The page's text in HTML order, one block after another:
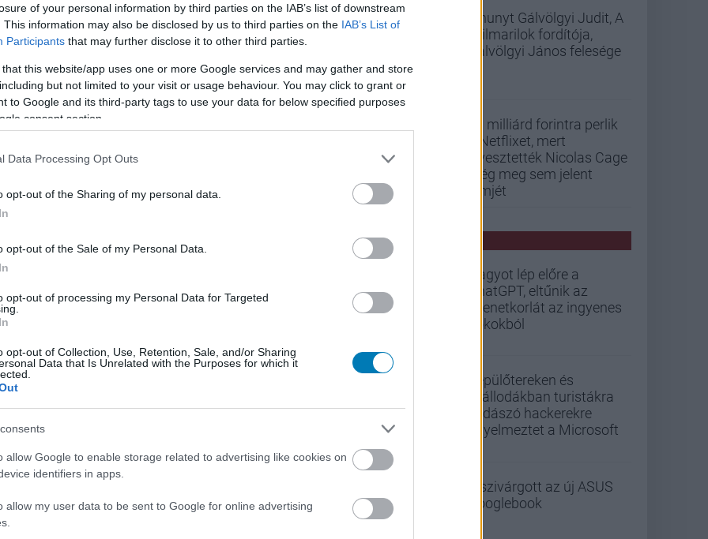
of your personal information by third parties on the IAB’s list of downstream
This information may also be disclosed by us to third parties on the IAB’s List of
Participants that may further disclose it to other third parties.
that this website/app uses one or more Google services and may gather and store
but not limited to your visit or usage behaviour. You may click to grant or
to Google and its third-party tags to use your data for below specified purposes
consent section.
Data Processing Opt Outs
opt-out of the Sharing of my personal data.
opt-out of the Sale of my Personal Data.
opt-out of processing my Personal Data for Targeted
opt-out of Collection, Use, Retention, Sale, and/or Sharing
Data that Is Unrelated with the Purposes for which it
allow Google to enable storage related to advertising like cookies on
identifiers in apps.
allow my user data to be sent to Google for online advertising
Csatornatag leszek
hangulata – Jön a második forduló! (X)
voltak a Diablo IV
piszok könnyű lett
Elhunyt Gálvölgyi Judit, A
szilmarilok fordítója,
Gálvölgyi János felesége
33 milliárd forintra perlik
a Netflixet, mert
elvesztették Nicolas Cage
még meg sem jelent
filmjét
PCW HÍREK
Nagyot lép előre a
ChatGPT, eltűnik az
üzenetkorlát az ingyenes
fiókokból
Repülőtereken és
szállodákban turistákra
vadászó hackerekre
figyelmeztet a Microsoft
Kiszivárgott az új ASUS
Googlebook